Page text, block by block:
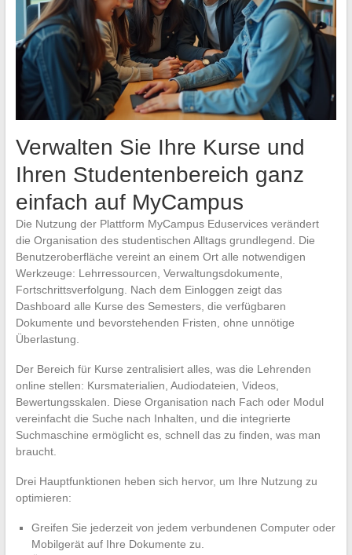
Verwalten Sie Ihre Kurse und
Ihren Studentenbereich ganz
einfach auf MyCampus
Die Nutzung der Plattform MyCampus Eduservices verändert
die Organisation des studentischen Alltags grundlegend. Die
Benutzeroberfläche vereint an einem Ort alle notwendigen
Werkzeuge: Lehrressourcen, Verwaltungsdokumente,
Fortschrittsverfolgung. Nach dem Einloggen zeigt das
Dashboard alle Kurse des Semesters, die verfügbaren
Dokumente und bevorstehenden Fristen, ohne unnötige
Überlastung.
Der Bereich für Kurse zentralisiert alles, was die Lehrenden
online stellen: Kursmaterialien, Audiodateien, Videos,
Bewertungsskalen. Diese Organisation nach Fach oder Modul
vereinfacht die Suche nach Inhalten, und die integrierte
Suchmaschine ermöglicht es, schnell das zu finden, was man
braucht.
Drei Hauptfunktionen heben sich hervor, um Ihre Nutzung zu
optimieren:
Greifen Sie jederzeit von jedem verbundenen Computer oder
Mobilgerät auf Ihre Dokumente zu.